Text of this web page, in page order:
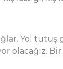
Yol
olacağız.